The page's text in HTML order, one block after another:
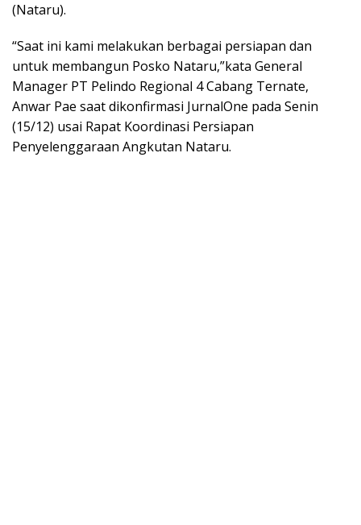
(Nataru).
“Saat ini kami melakukan berbagai persiapan dan
untuk membangun Posko Nataru,”kata General
Manager PT Pelindo Regional 4 Cabang Ternate,
Anwar Pae saat dikonfirmasi JurnalOne pada Senin
(15/12) usai Rapat Koordinasi Persiapan
Penyelenggaraan Angkutan Nataru.